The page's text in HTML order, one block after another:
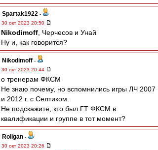
Spartak1922 -
30 окт 2023 20:50
Nikodimoff , Черчесов и Унай
Ну и, как говорится?
Nikodimoff -
30 окт 2023 20:44
о тренерам ФКСМ
Не знаю почему, но вспомнились игры ЛЧ 2007
и 2012 г. с Селтиком.
Не подскажите, кто был ГТ ФКСМ в
квалификации и группе в тот момент?
Roligan -
30 окт 2023 20:26